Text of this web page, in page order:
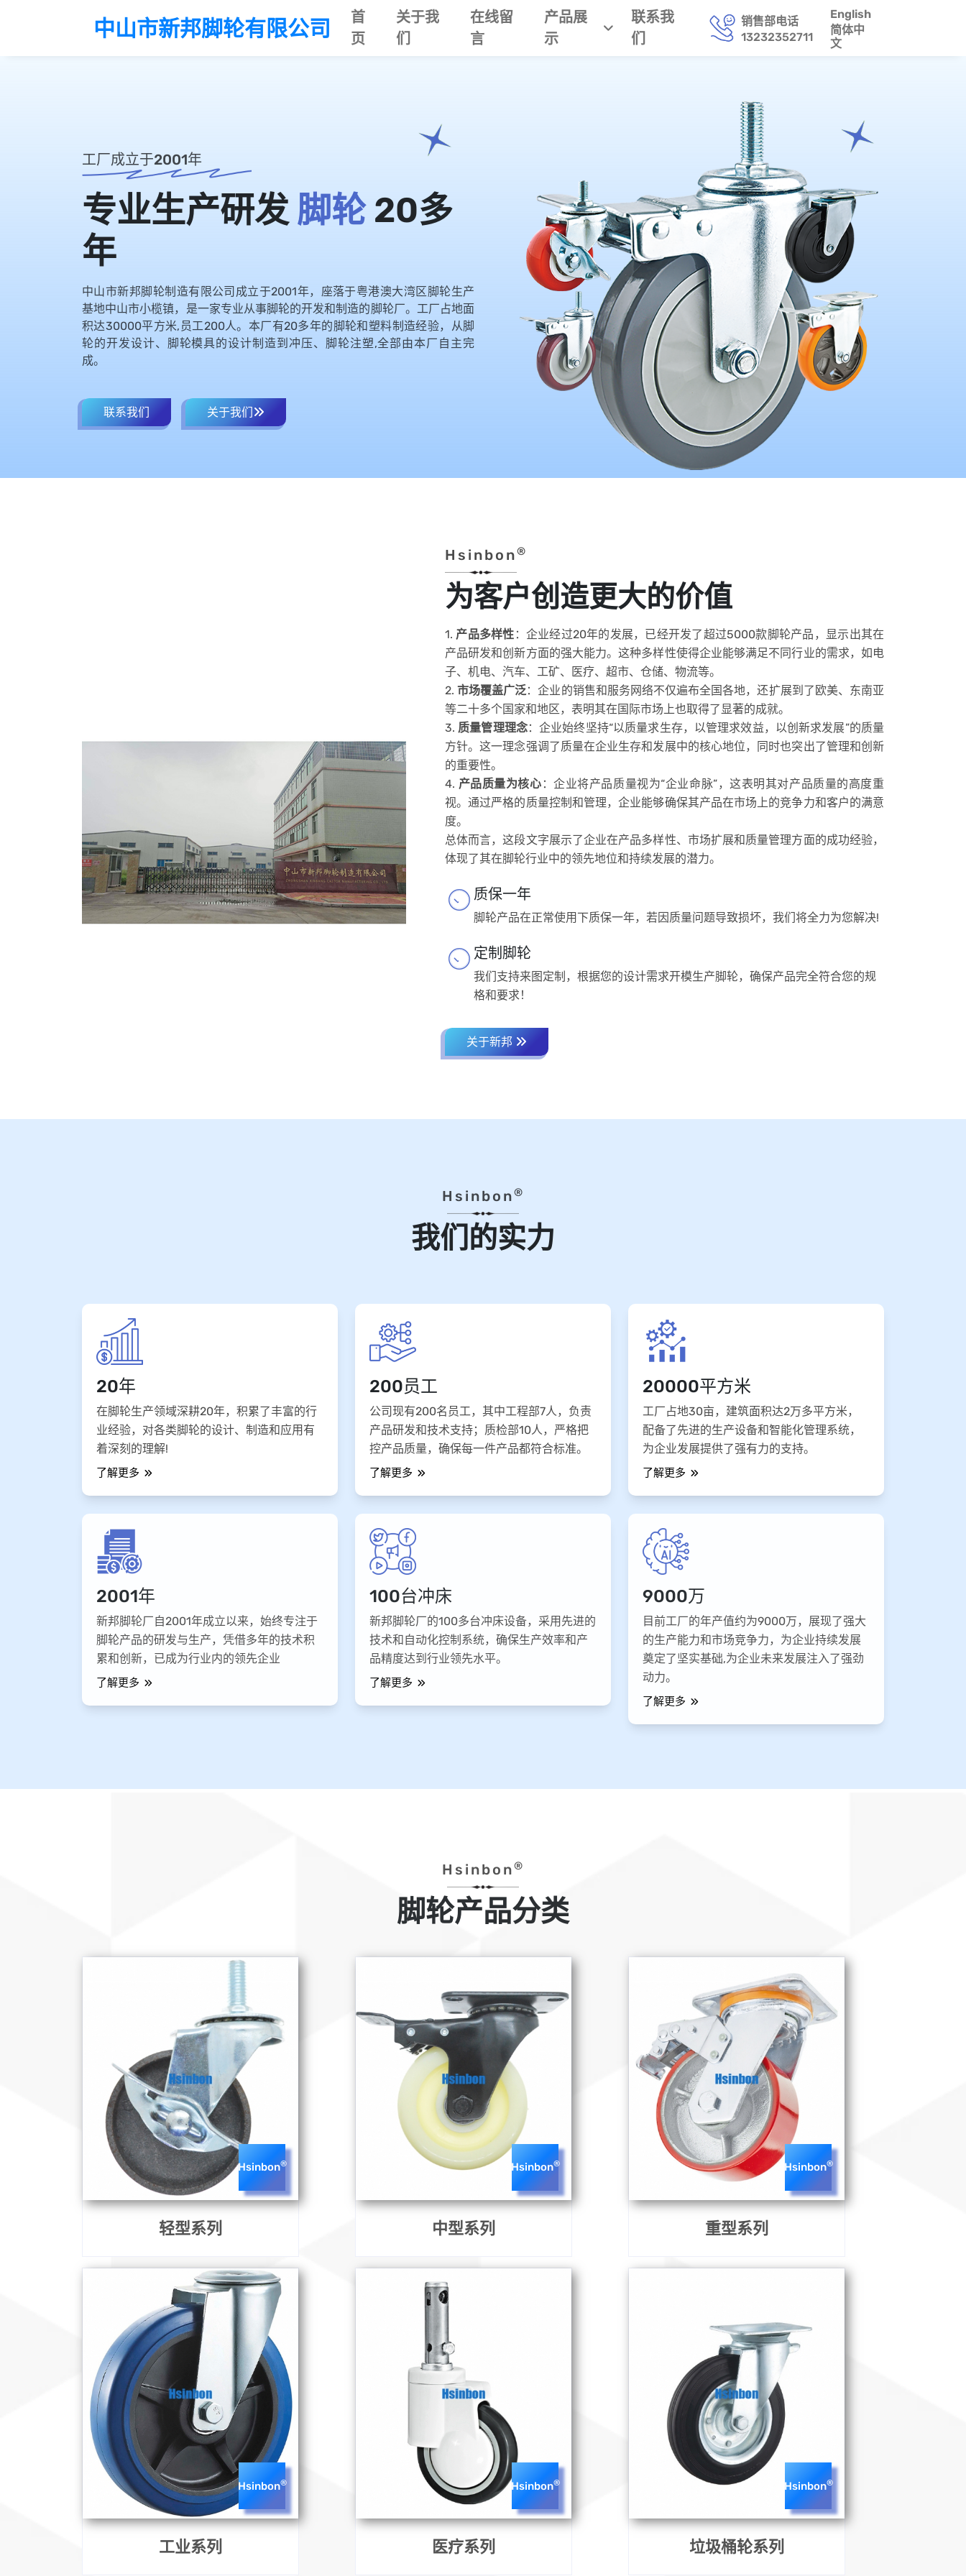
中山市新邦脚轮有限公司
首
页
关于我
们
在线留
言
产品展
示
联系我
们
销售部电话
13232352711
English
简体中
文
工厂成立于2001年
专业生产研发 脚轮20多
年
中山市新邦脚轮制造有限公司成立于2001年，座落于粤港澳大湾区脚轮生产
基地中山市小榄镇，是一家专业从事脚轮的开发和制造的脚轮厂。工厂占地面
积达30000平方米,员工200人。本厂有20多年的脚轮和塑料制造经验，从脚
轮的开发设计、脚轮模具的设计制造到冲压、脚轮注塑,全部由本厂自主完
成。
联系我们 关于我们
Hsinbon®
为客户创造更大的价值
1. 产品多样性 ：企业经过20年的发展，已经开发了超过5000款脚轮产品，显示出其在
产品研发和创新方面的强大能力。这种多样性使得企业能够满足不同行业的需求，如电
子、机电、汽车、工矿、医疗、超市、仓储、物流等。
2.市场覆盖广泛：企业的销售和服务网络不仅遍布全国各地，还扩展到了欧美、东南亚
等二十多个国家和地区，表明其在国际市场上也取得了显著的成就。
3. 质量管理理念：企业始终坚持“以质量求生存，以管理求效益，以创新求发展”的质量
方针。这一理念强调了质量在企业生存和发展中的核心地位，同时也突出了管理和创新
的重要性。
4. 产品质量为核心 ：企业将产品质量视为“企业命脉”，这表明其对产品质量的高度重
视。通过严格的质量控制和管理，企业能够确保其产品在市场上的竞争力和客户的满意
度。
总体而言，这段文字展示了企业在产品多样性、市场扩展和质量管理方面的成功经验，
体现了其在脚轮行业中的领先地位和持续发展的潜力。
质保一年
脚轮产品在正常使用下质保一年，若因质量问题导致损坏，我们将全力为您解决!
定制脚轮
我们支持来图定制，根据您的设计需求开模生产脚轮，确保产品完全符合您的规
格和要求！
关于新邦
Hsinbon®
我们的实力
20年
在脚轮生产领域深耕20年，积累了丰富的行
业经验，对各类脚轮的设计、制造和应用有
着深刻的理解!
了解更多
200员工
公司现有200名员工，其中工程部7人，负责
产品研发和技术支持；质检部10人，严格把
控产品质量，确保每一件产品都符合标准。
了解更多
20000平方米
工厂占地30亩，建筑面积达2万多平方米，
配备了先进的生产设备和智能化管理系统，
为企业发展提供了强有力的支持。
了解更多
2001年
新邦脚轮厂自2001年成立以来，始终专注于
脚轮产品的研发与生产，凭借多年的技术积
累和创新，已成为行业内的领先企业
了解更多
100台冲床
新邦脚轮厂的100多台冲床设备，采用先进的
技术和自动化控制系统，确保生产效率和产
品精度达到行业领先水平。
了解更多
9000万
目前工厂的年产值约为9000万，展现了强大
的生产能力和市场竞争力，为企业持续发展
奠定了坚实基础,为企业未来发展注入了强劲
动力。
了解更多
Hsinbon®
脚轮产品分类
Hsinbon®
轻型系列
Hsinbon®
中型系列
Hsinbon®
重型系列
Hsinbon®
工业系列
Hsinbon®
医疗系列
Hsinbon®
垃圾桶轮系列